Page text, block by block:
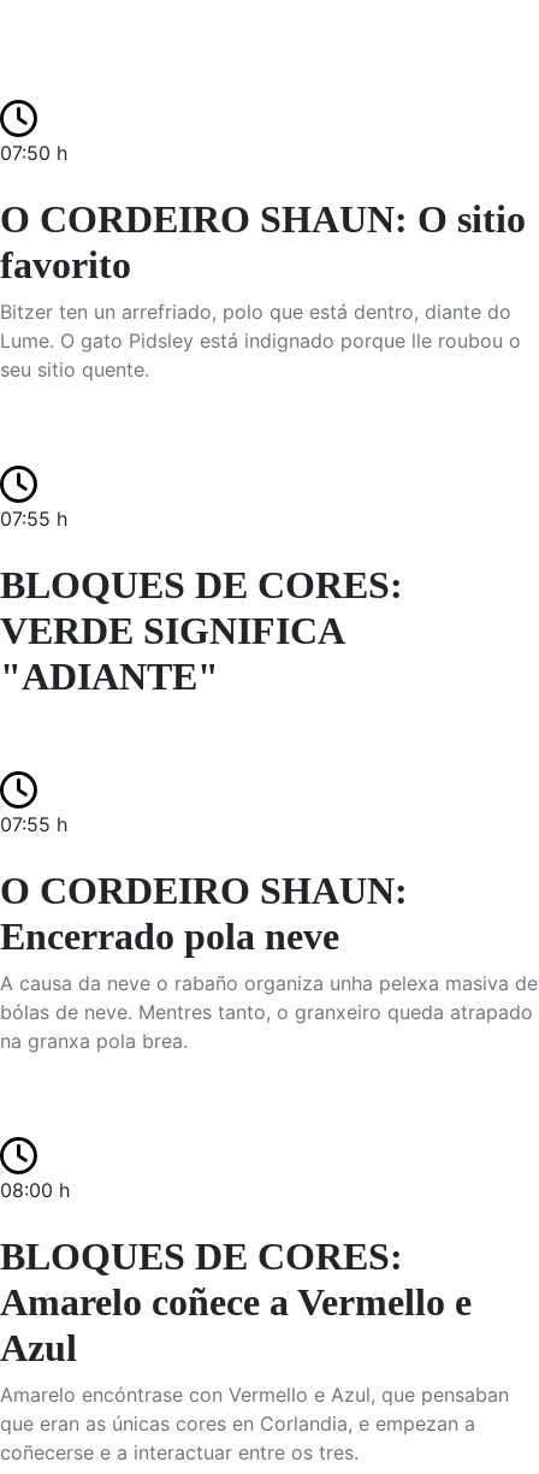
07:50 h
O CORDEIRO SHAUN: O sitio
favorito
Bitzer ten un arrefriado, polo que está dentro, diante do
Lume. O gato Pidsley está indignado porque lle roubou o
seu sitio quente.
07:55 h
BLOQUES DE CORES:
VERDE SIGNIFICA
"ADIANTE"
07:55 h
O CORDEIRO SHAUN:
Encerrado pola neve
A causa da neve o rabaño organiza unha pelexa masiva de
bólas de neve. Mentres tanto, o granxeiro queda atrapado
na granxa pola brea.
08:00 h
BLOQUES DE CORES:
Amarelo coñece a Vermello e
Azul
Amarelo encóntrase con Vermello e Azul, que pensaban
que eran as únicas cores en Corlandia, e empezan a
coñecerse e a interactuar entre os tres.